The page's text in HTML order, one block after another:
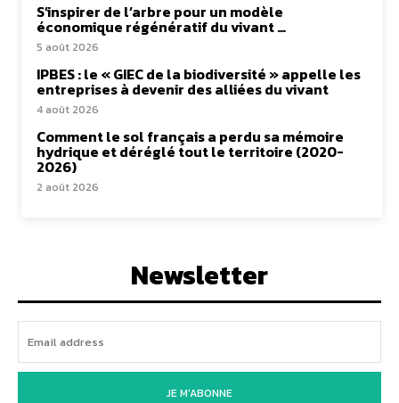
S’inspirer de l’arbre pour un modèle
économique régénératif du vivant …
5 août 2026
IPBES : le « GIEC de la biodiversité » appelle les
entreprises à devenir des alliées du vivant
4 août 2026
Comment le sol français a perdu sa mémoire
hydrique et déréglé tout le territoire (2020-
2026)
2 août 2026
Newsletter
JE M'ABONNE